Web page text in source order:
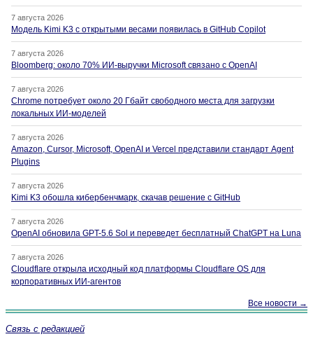
7 августа 2026
Модель Kimi K3 с открытыми весами появилась в GitHub Copilot
7 августа 2026
Bloomberg: около 70% ИИ-выручки Microsoft связано с OpenAI
7 августа 2026
Chrome потребует около 20 Гбайт свободного места для загрузки
локальных ИИ-моделей
7 августа 2026
Amazon, Cursor, Microsoft, OpenAI и Vercel представили стандарт Agent
Plugins
7 августа 2026
Kimi K3 обошла кибербенчмарк, скачав решение с GitHub
7 августа 2026
OpenAI обновила GPT-5.6 Sol и переведет бесплатный ChatGPT на Luna
7 августа 2026
Cloudflare открыла исходный код платформы Cloudflare OS для
корпоративных ИИ-агентов
Все новости →
Связь с редакцией